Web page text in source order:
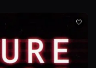
🤍